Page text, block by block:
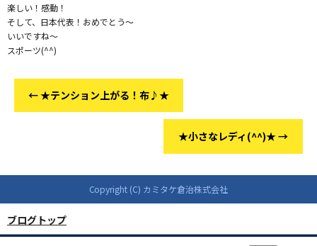
楽しい！感動！
そして、日本代表！おめでとう〜
いいですね〜
スポーツ(^^)
←★テンション上がる！布♪★
★小さなレディ(^^)★→
Copyright (C) カミタケ倉治株式会社
ブログトップ